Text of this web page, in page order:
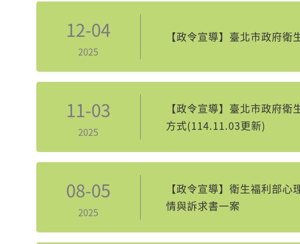
12-04
2025
【政令宣導】臺北市政府
11-03
2025
【政令宣導】臺北市政府
方式(114.11.03更新)
08-05
2025
【政令宣導】衛生福利部
情與訴求書一案